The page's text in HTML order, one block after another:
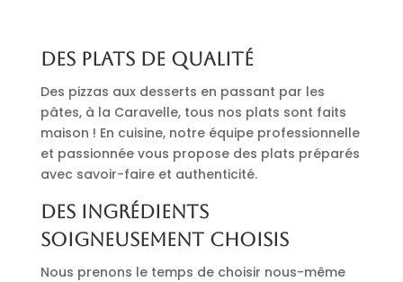
Des plats de qualité
Des pizzas aux desserts en passant par les
pâtes, à la Caravelle, tous nos plats sont faits
maison ! En cuisine, notre équipe professionnelle
et passionnée vous propose des plats préparés
avec savoir-faire et authenticité.
Des ingrédients
soigneusement choisis
Nous prenons le temps de choisir nous-même